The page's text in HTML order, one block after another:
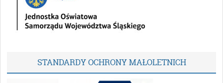
STANDARDY OCHRONY MAŁOLETNICH